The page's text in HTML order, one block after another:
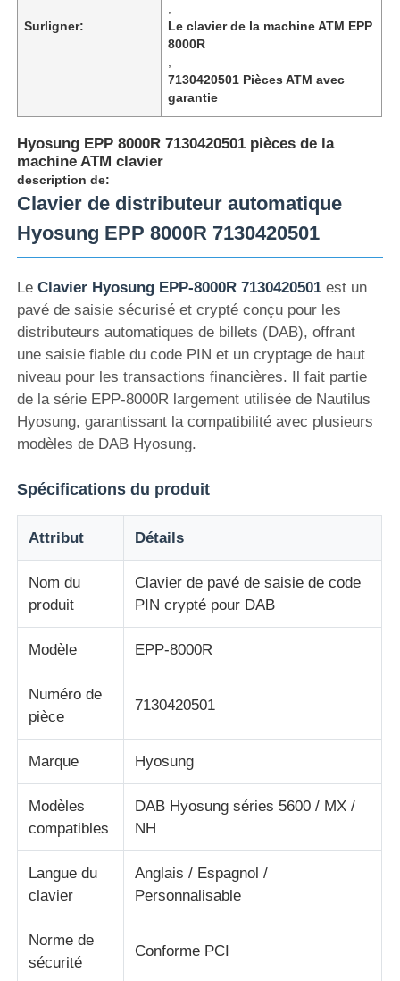
Produits
Vidéos
A propos de nous
Visite d'usine
Contrôle de la qualité
Contact
Tous les cas
Demande de soumission
Surligner:
Le clavier de la machine ATM EPP
8000R
7130420501 Pièces ATM avec
garantie
Hyosung EPP 8000R 7130420501 pièces de la
machine ATM clavier
description de:
Clavier de distributeur automatique
Hyosung EPP 8000R 7130420501
LeClavier Hyosung EPP-8000R 7130420501 est un
pavé de saisie sécurisé et crypté conçu pour les
distributeurs automatiques de billets (DAB), offrant
une saisie fiable du code PIN et un cryptage de haut
niveau pour les transactions financières. Il fait partie
de la série EPP-8000R largement utilisée de Nautilus
Hyosung, garantissant la compatibilité avec plusieurs
modèles de DAB Hyosung.
Spécifications du produit
Attribut Détails
Nom du
produit
Clavier de pavé de saisie de code
PIN crypté pour DAB
Modèle EPP-8000R
Numéro de
pièce
7130420501
Marque Hyosung
Modèles
compatibles
DAB Hyosung séries 5600 / MX /
NH
Langue du
clavier
Anglais / Espagnol /
Personnalisable
Norme de
sécurité
Conforme PCI